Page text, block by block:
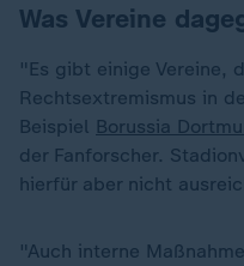
Was Vereine
"Es gibt einige Vereine,
Rechtsextremismus in
Beispiel Borussia
der Fanforscher.
hierfür aber nicht
"Auch interne